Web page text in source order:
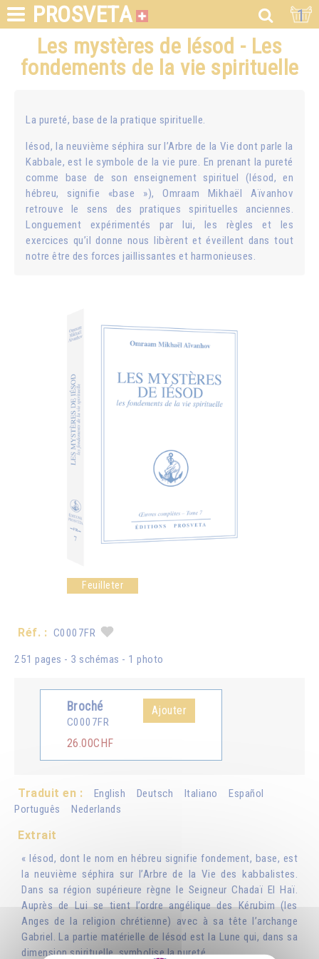
PROSVETA 1
Les mystères de Iésod - Les
fondements de la vie spirituelle
La pureté, base de la pratique spirituelle.
Iésod, la neuvième séphira sur l’Arbre de la Vie dont parle la
Kabbale, est le symbole de la vie pure. En prenant la pureté
comme base de son enseignement spirituel (Iésod, en
hébreu, signifie «base »), Omraam Mikhaël Aïvanhov
retrouve le sens des pratiques spirituelles anciennes.
Longuement expérimentés par lui, les règles et les
exercices qu’il donne nous libèrent et éveillent dans tout
notre être des forces jaillissantes et harmonieuses.
Feuilleter
Réf. : C0007FR
251 pages - 3 schémas - 1 photo
Broché
C0007FR
26.00CHF
Ajouter
Traduit en : English Deutsch Italiano
Español
Português
Nederlands
Extrait
« Iésod, dont le nom en hébreu signifie fondement, base, est
la neuvième séphira sur l’Arbre de la Vie des kabbalistes.
Dans sa région supérieure règne le Seigneur Chadaï El Haï.
Auprès de Lui se tient l’ordre angélique des Kérubim (les
Anges de la religion chrétienne) avec à sa tête l’archange
Gabriel. La partie matérielle de Iésod est la Lune qui, dans sa
dimension spirituelle, symbolise la pureté…